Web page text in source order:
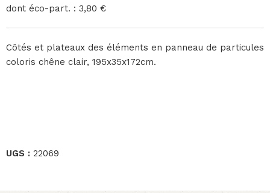
dont éco-part. : 3,80 €
Côtés et plateaux des éléments en panneau de particules
coloris chêne clair, 195x35x172cm.
UGS : 22069